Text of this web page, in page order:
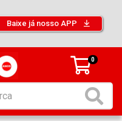
Baixe já nosso APP
0